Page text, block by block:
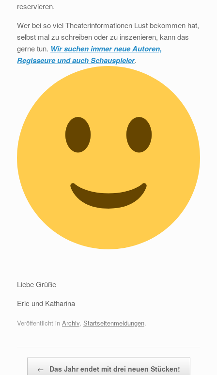
reservieren.
Wer bei so viel Theaterinformationen Lust bekommen hat,
selbst mal zu schreiben oder zu inszenieren, kann das
gerne tun. Wir suchen immer neue Autoren,
Regisseure und auch Schauspieler.
Liebe Grüße
Eric und Katharina
Veröffentlicht in Archiv, Startseitenmeldungen.
← Das Jahr endet mit drei neuen Stücken!